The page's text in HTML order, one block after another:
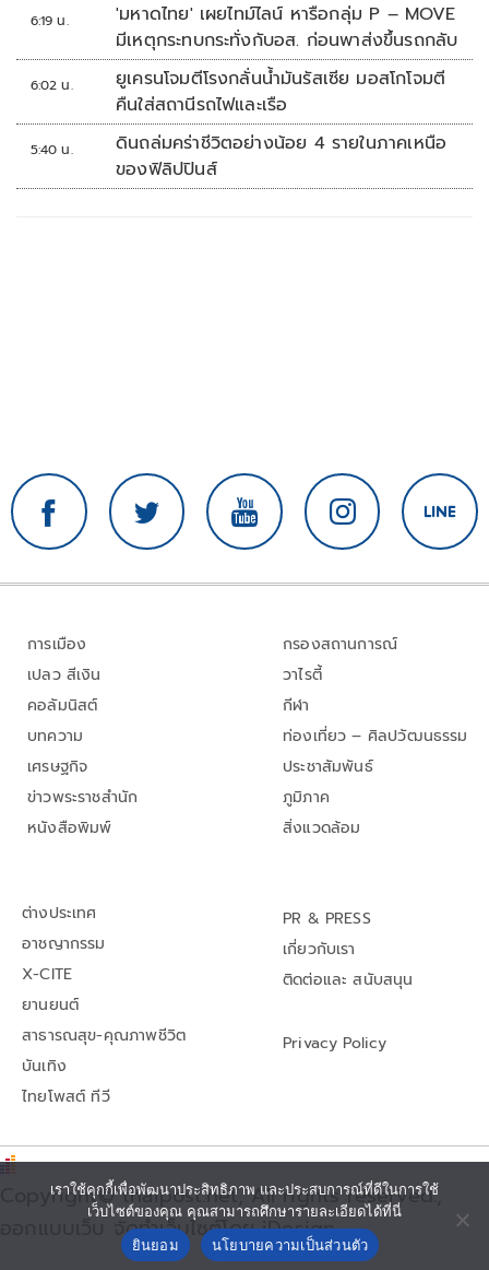
6:19 น.
'มหาดไทย' เผยไทม์ไลน์ หารือกลุ่ม P – MOVE
มีเหตุกระทบกระทั่งกับอส. ก่อนพาส่งขึ้นรถกลับ
6:02 น.
ยูเครนโจมตีโรงกลั่นน้ำมันรัสเซีย มอสโกโจมตี
คืนใส่สถานีรถไฟและเรือ
5:40 น.
ดินถล่มคร่าชีวิตอย่างน้อย 4 รายในภาคเหนือ
ของฟิลิปปินส์
การเมือง
เปลว สีเงิน
คอลัมนิสต์
บทความ
เศรษฐกิจ
ข่าวพระราชสำนัก
หนังสือพิมพ์
กรองสถานการณ์
วาไรตี้
กีฬา
ท่องเที่ยว – ศิลปวัฒนธรรม
ประชาสัมพันธ์
ภูมิภาค
สิ่งแวดล้อม
ต่างประเทศ
อาชญากรรม
X-CITE
ยานยนต์
สาธารณสุข-คุณภาพชีวิต
บันเทิง
ไทยโพสต์ ทีวี
PR & PRESS
เกี่ยวกับเรา
ติดต่อและ สนับสนุน
Privacy Policy
Copyright© thaipost.net, All rights reserved.,
ออกแบบเว็บ จัดทำเว็บไซต์โดย iDesign
เราใช้คุกกี้เพื่อพัฒนาประสิทธิภาพ และประสบการณ์ที่ดีในการใช้
เว็บไซต์ของคุณ คุณสามารถศึกษารายละเอียดได้ที่นี่
ยินยอม
นโยบายความเป็นส่วนตัว